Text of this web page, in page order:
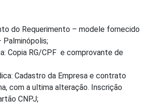
do Requerimento – modele fornecido
Palminópolis;
Copia RG/CPF e comprovante de
Cadastro da Empresa e contrato
com a ultima alteração. Inscrição
CNPJ;